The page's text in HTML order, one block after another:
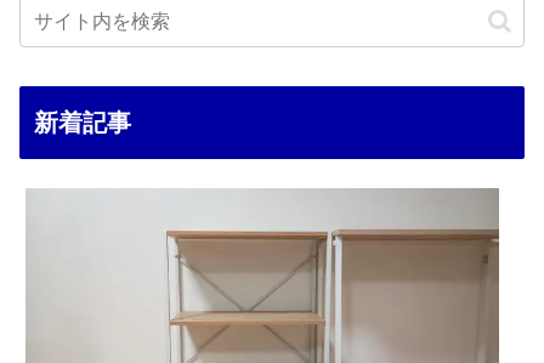
新着記事